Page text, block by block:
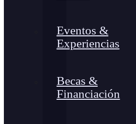
Eventos &
Experiencias
Becas &
Financiación